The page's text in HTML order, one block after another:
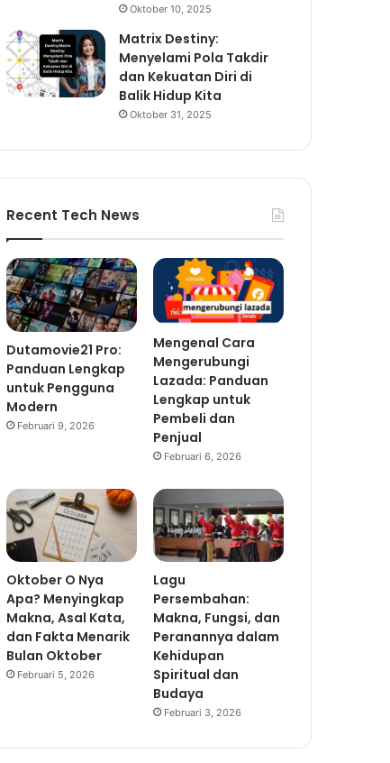
Oktober 10, 2025
Matrix Destiny:
Menyelami Pola Takdir
dan Kekuatan Diri di
Balik Hidup Kita
Oktober 31, 2025
Recent Tech News
Dutamovie21 Pro:
Panduan Lengkap
untuk Pengguna
Modern
Februari 9, 2026
Mengenal Cara
Mengerubungi
Lazada: Panduan
Lengkap untuk
Pembeli dan
Penjual
Februari 6, 2026
Oktober O Nya
Apa? Menyingkap
Makna, Asal Kata,
dan Fakta Menarik
Bulan Oktober
Februari 5, 2026
Lagu
Persembahan:
Makna, Fungsi, dan
Peranannya dalam
Kehidupan
Spiritual dan
Budaya
Februari 3, 2026